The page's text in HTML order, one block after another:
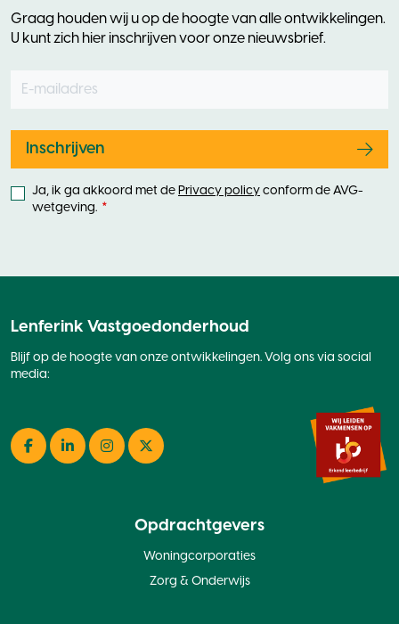
Graag houden wij u op de hoogte van alle ontwikkelingen.
U kunt zich hier inschrijven voor onze nieuwsbrief.
Leave
blank
Inschrijven
Ja, ik ga akkoord met de Privacy policy conform de AVG-
wetgeving.
Lenferink Vastgoedonderhoud
Blijf op de hoogte van onze ontwikkelingen. Volg ons via social
media:
Facebook
LinkedInInstagramTwitter
Opdrachtgevers
Woningcorporaties
Zorg & Onderwijs